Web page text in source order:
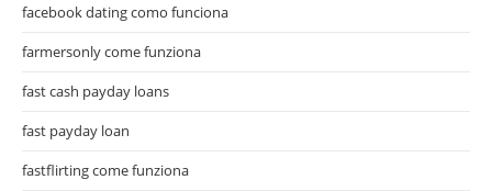
facebook dating como funciona
farmersonly come funziona
fast cash payday loans
fast payday loan
fastflirting come funziona